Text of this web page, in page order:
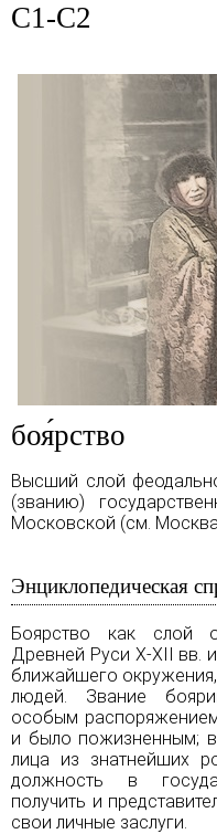
C1-C2
боя́рство
Высший слой
(званию)
Московской (см.
Энциклопедическая
Боярство как слой
Древней Руси X-XII вв.
ближайшего
людей. Звание
особым
и было пожизненным;
лица из знатнейших
должность в
получить и
свои личные заслуги.